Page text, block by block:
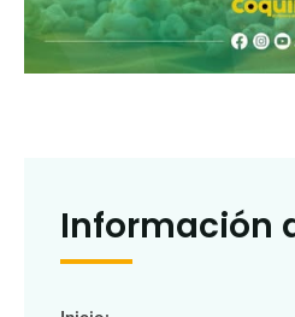
Información